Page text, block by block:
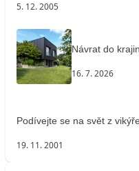
5. 12. 2005
Návrat do
16. 7. 2026
Podívejte se na svět z vikýře
19. 11. 2001